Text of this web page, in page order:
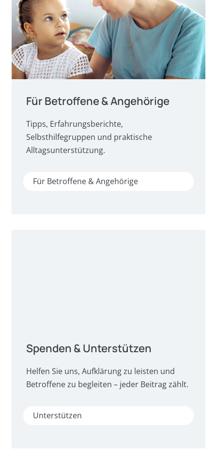
Für Betroffene & Angehörige
Tipps, Erfahrungsberichte,
Selbsthilfegruppen und praktische
Alltagsunterstützung.
Für Betroffene & Angehörige
Spenden & Unterstützen
Helfen Sie uns, Aufklärung zu leisten und
Betroffene zu begleiten – jeder Beitrag zählt.
Unterstützen